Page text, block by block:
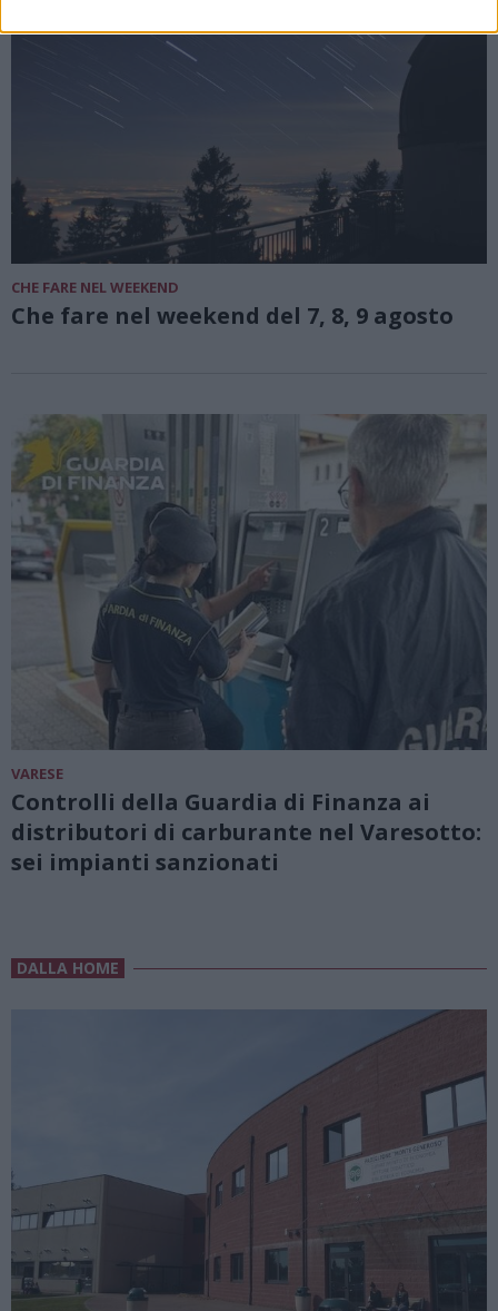
CHE FARE NEL WEEKEND
Che fare nel weekend del 7, 8, 9 agosto
VARESE
Controlli della Guardia di Finanza ai
distributori di carburante nel Varesotto:
sei impianti sanzionati
DALLA HOME